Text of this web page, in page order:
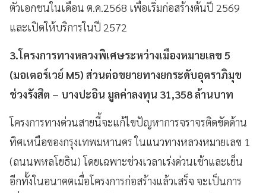
ตัวเอกชนในเดือน ต.ค.2568 เพื่อเริ่มก่อสร้างต้นปี 2569
และเปิดให้บริการในปี 2572
3.โครงการทางหลวงพิเศษระหว่างเมืองหมายเลข 5
(มอเตอร์เวย์ M5) ส่วนต่อขยายทางยกระดับอุตราภิมุข
ช่วงรังสิต – บางปะอิน มูลค่าลงทุน 31,358 ล้านบาท
โครงการทางด่วนสายนี้จะแก้ไขปัญหาการจราจรติดขัดด้าน
ทิศเหนือของกรุงเทพมหานคร ในแนวทางหลวงหมายเลข 1
(ถนนพหลโยธิน) โดยเฉพาะช่วงเวลาเร่งด่วนเช้าและเย็น
อีกทั้งในอนาคตเมื่อโครงการก่อสร้างแล้วเสร็จ จะเป็นการ